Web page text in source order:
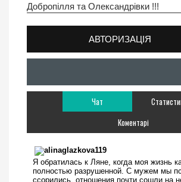
Добропілля та Олександрівки !!!
АВТОРИЗАЦІЯ
Чат
Коментарі